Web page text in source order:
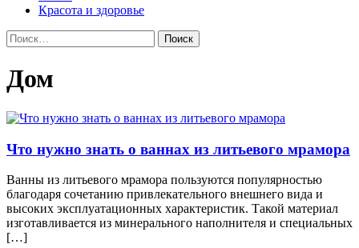
Красота и здоровье
Найти:
Дом
Что нужно знать о ваннах из литьевого мрамора
Ванны из литьевого мрамора пользуются популярностью
благодаря сочетанию привлекательного внешнего вида и
высоких эксплуатационных характеристик. Такой материал
изготавливается из минерального наполнителя и специальных
[…]